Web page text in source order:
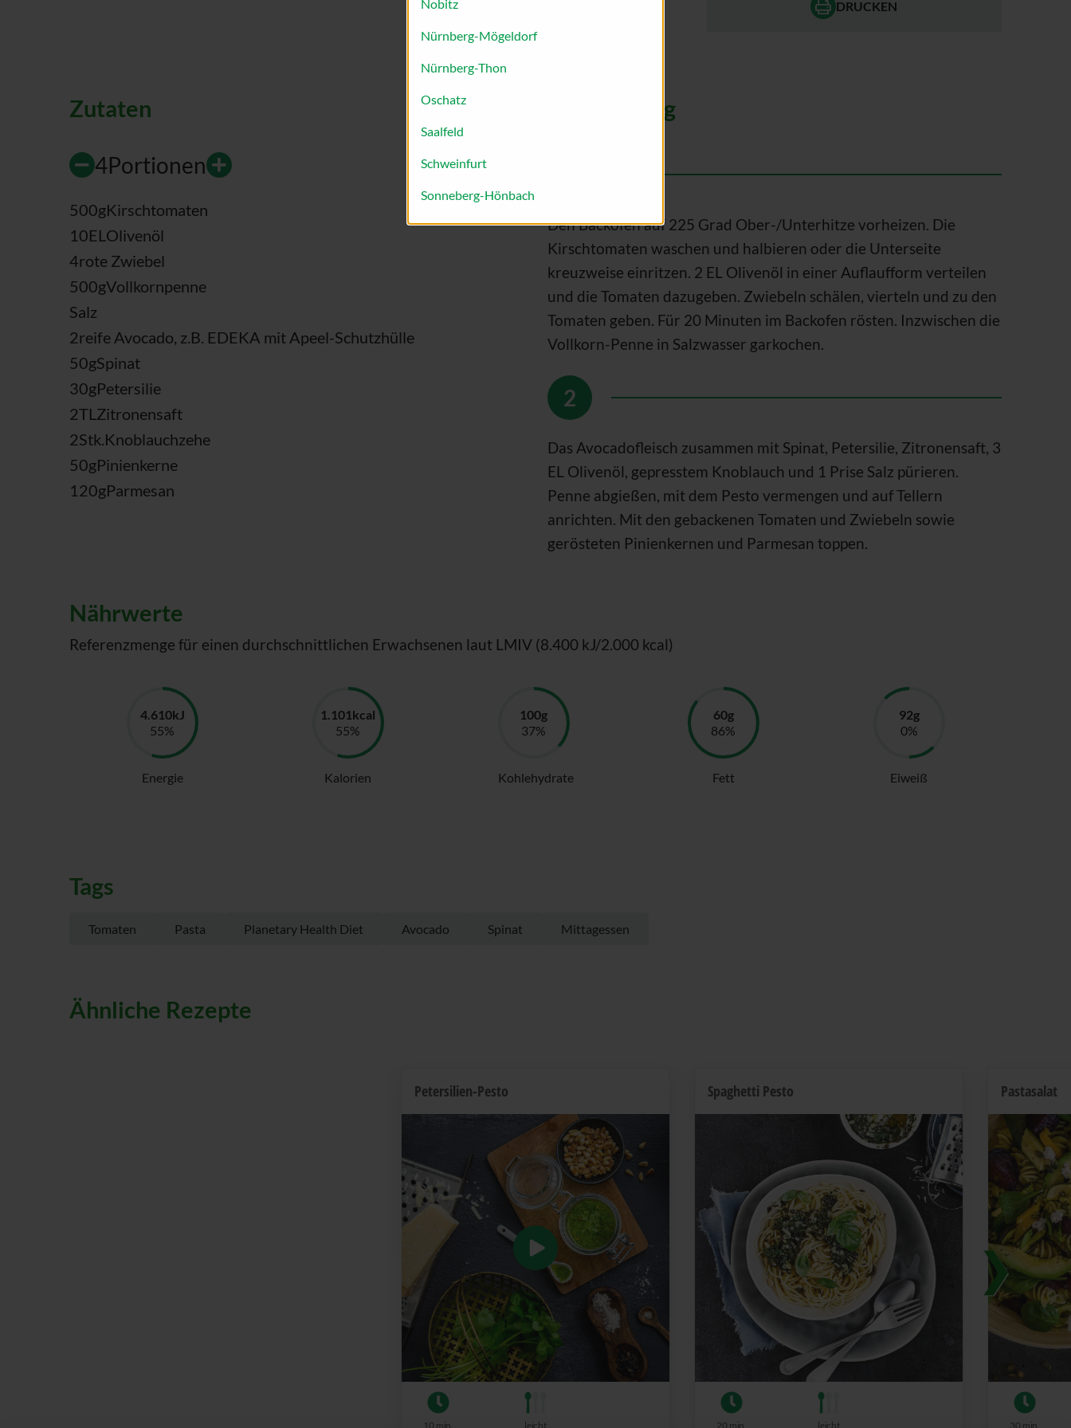
DRUCKEN
Zutaten
4Portionen
500gKirschtomaten
10EL Olivenöl
4rote Zwiebel
500gVollkornpenne
Salz
2reife Avocado, z.B. EDEKA mit Apeel-Schutzhülle
50gSpinat
30gPetersilie
2TL Zitronensaft
2Stk. Knoblauchzehe
50gPinienkerne
120gParmesan
Zubereitung
Den Backofen auf 225 Grad Ober-/Unterhitze vorheizen. Die
Kirschtomaten waschen und halbieren oder die Unterseite
kreuzweise einritzen. 2 EL Olivenöl in einer Auflaufform verteilen
und die Tomaten dazugeben. Zwiebeln schälen, vierteln und zu den
Tomaten geben. Für 20 Minuten im Backofen rösten. Inzwischen die
Vollkorn-Penne in Salzwasser garkochen.
Das Avocadofleisch zusammen mit Spinat, Petersilie, Zitronensaft, 3
EL Olivenöl, gepresstem Knoblauch und 1 Prise Salz pürieren.
Penne abgießen, mit dem Pesto vermengen und auf Tellern
anrichten. Mit den gebackenen Tomaten und Zwiebeln sowie
gerösteten Pinienkernen und Parmesan toppen.
Nährwerte
Referenzmenge für einen durchschnittlichen Erwachsenen laut LMIV (8.400 kJ/2.000 kcal)
Energie Kalorien Kohlehydrate Fett Eiweiß
Tags
Tomaten Pasta Planetary Health Diet Avocado Spinat Mittagessen
Ähnliche Rezepte
Petersilien-Pesto
10 min. leicht
Spaghetti Pesto
20 min. leicht
Pastasalat
30 min.
Nobitz
Nürnberg-Mögeldorf
Nürnberg-Thon
Oschatz
Saalfeld
Schweinfurt
Sonneberg-Hönbach